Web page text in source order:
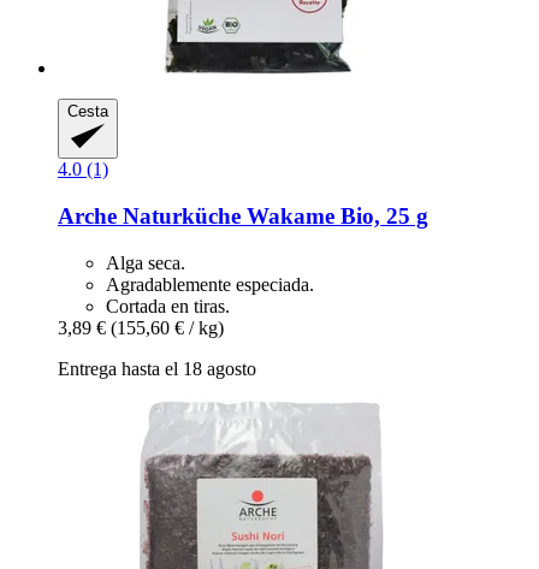
Cesta
4.0 (1)
Arche Naturküche Wakame Bio, 25 g
Alga seca.
Agradablemente especiada.
Cortada en tiras.
3,89 € (155,60 € / kg)
Entrega hasta el 18 agosto